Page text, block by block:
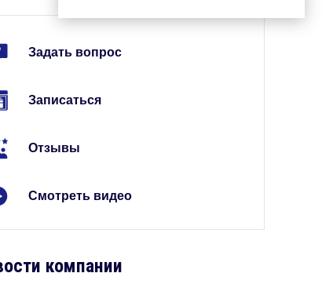
Иркутск
Красноярск
Задать вопрос
Записаться
Отзывы
Смотреть видео
компании